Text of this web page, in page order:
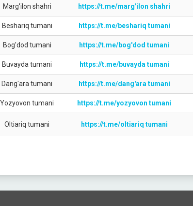
Marg'ilon shahri https://t.me/marg'ilon shahri
Beshariq tumani https://t.me/beshariq tumani
Bog'dod tumani https://t.me/bog'dod tumani
Buvayda tumani https://t.me/buvayda tumani
Dang'ara tumani https://t.me/dang'ara tumani
Yozyovon tumani https://t.me/yozyovon tumani
Oltiariq tumani https://t.me/oltiariq tumani